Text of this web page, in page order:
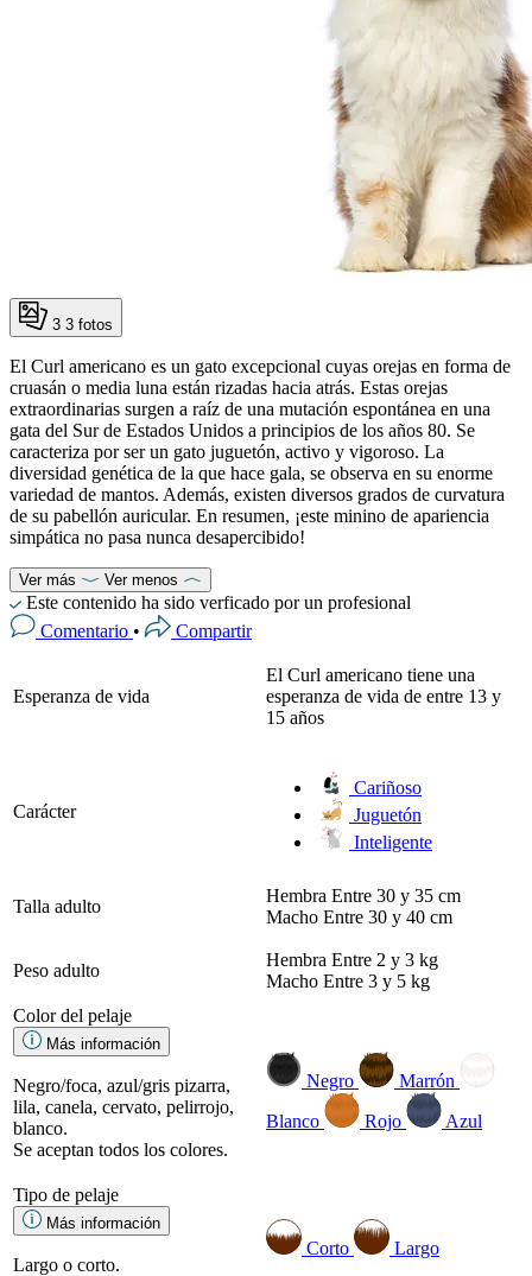
3 3 fotos
El Curl americano es un gato excepcional cuyas orejas en forma de
cruasán o media luna están rizadas hacia atrás. Estas orejas
extraordinarias surgen a raíz de una mutación espontánea en una
gata del Sur de Estados Unidos a principios de los años 80. Se
caracteriza por ser un gato juguetón, activo y vigoroso. La
diversidad genética de la que hace gala, se observa en su enorme
variedad de mantos. Además, existen diversos grados de curvatura
de su pabellón auricular. En resumen, ¡este minino de apariencia
simpática no pasa nunca desapercibido!
Ver más Ver menos
Este contenido ha sido verficado por un profesional
Comentario • Compartir
Esperanza de vida
El Curl americano tiene una
esperanza de vida de entre 13 y
15 años
Carácter
Cariñoso
Juguetón
Inteligente
Talla adulto
Hembra Entre 30 y 35 cm
Macho Entre 30 y 40 cm
Peso adulto
Hembra Entre 2 y 3 kg
Macho Entre 3 y 5 kg
Color del pelaje
Más información
Negro/foca, azul/gris pizarra,
lila, canela, cervato, pelirrojo,
blanco.
Se aceptan todos los colores.
Negro
Marrón
Blanco
Rojo Azul
Tipo de pelaje
Más información
Largo o corto.
Corto Largo